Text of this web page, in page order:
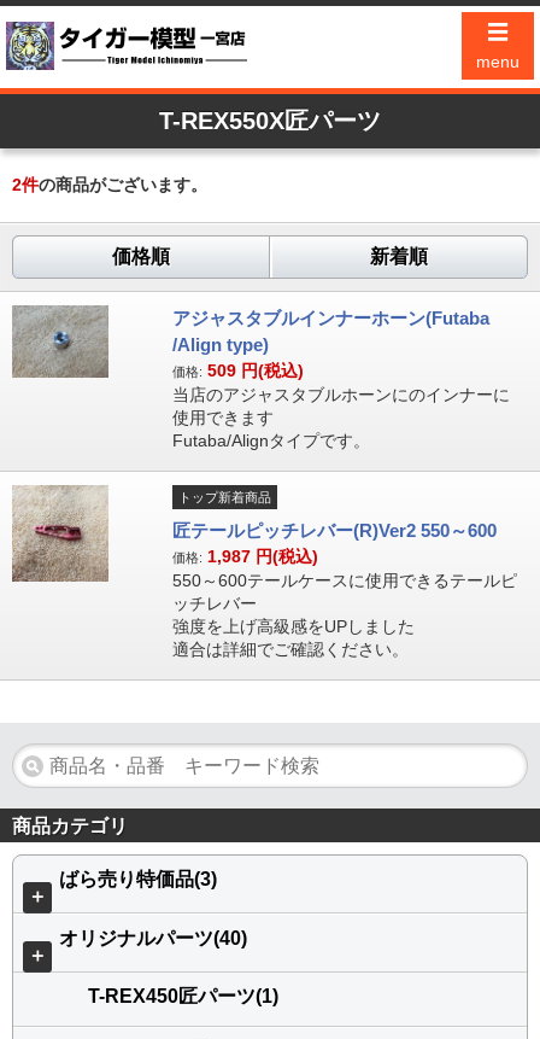
☰
menu
T-REX550X匠パーツ
2件の商品がございます。
価格順 新着順
アジャスタブルインナーホーン(Futaba
/Align type)
価格: 509 円(税込)
当店のアジャスタブルホーンにのインナーに
使用できます
Futaba/Alignタイプです。
トップ新着商品
匠テールピッチレバー(R)Ver2 550～600
価格: 1,987 円(税込)
550～600テールケースに使用できるテールピ
ッチレバー
強度を上げ高級感をUPしました
適合は詳細でご確認ください。
商品カテゴリ
＋
ばら売り特価品(3)
＋
オリジナルパーツ(40)
T-REX450匠パーツ(1)